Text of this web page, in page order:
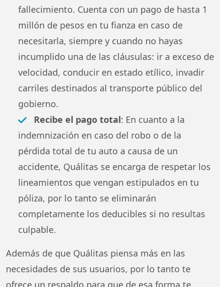
fallecimiento. Cuenta con un pago de hasta 1
millón de pesos en tu fianza en caso de
necesitarla, siempre y cuando no hayas
incumplido una de las cláusulas: ir a exceso de
velocidad, conducir en estado etílico, invadir
carriles destinados al transporte público del
gobierno.
Recibe el pago total: En cuanto a la
indemnización en caso del robo o de la
pérdida total de tu auto a causa de un
accidente, Quálitas se encarga de respetar los
lineamientos que vengan estipulados en tu
póliza, por lo tanto se eliminarán
completamente los deducibles si no resultas
culpable.
Además de que Quálitas piensa más en las
necesidades de sus usuarios, por lo tanto te
ofrece un respaldo para que de esa forma te